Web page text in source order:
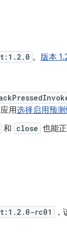
。 版本
用选择启用预
和 close 也能
rc01